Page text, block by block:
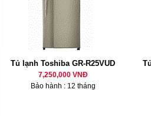
Tủ lạnh Toshiba GR-R25VUD
7,250,000 VNĐ
Bảo hành : 12 tháng